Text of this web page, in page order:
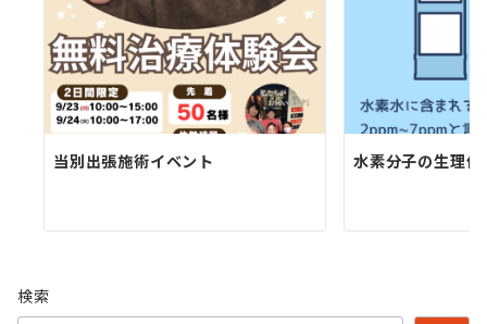
当別出張施術イベント 水素分子の生理
検索